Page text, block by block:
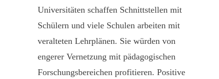
Universitäten schaffen Schnittstellen mit
Schülern und viele Schulen arbeiten mit
veralteten Lehrplänen. Sie würden von
engerer Vernetzung mit pädagogischen
Forschungsbereichen profitieren. Positive